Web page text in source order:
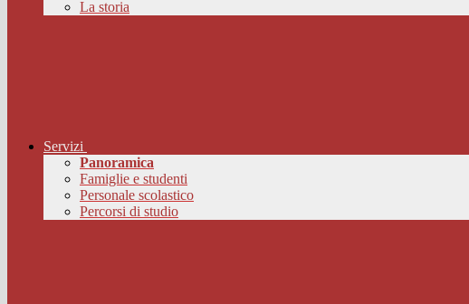
La storia
Servizi
Panoramica
Famiglie e studenti
Personale scolastico
Percorsi di studio